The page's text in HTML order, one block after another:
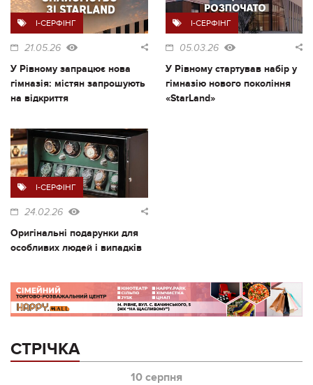
I-СЕРФІНГ
21.05.26
У Рівному запрацює нова
гімназія: містян запрошують
на відкриття
I-СЕРФІНГ
05.03.26
У Рівному стартував набір у
гімназію нового покоління
«StarLand»
I-СЕРФІНГ
24.02.26
Оригінальні подарунки для
особливих людей і випадків
СТРІЧКА
10 серпня